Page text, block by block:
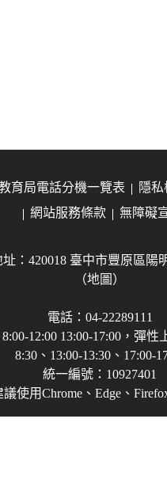
育局電話分機一覽表
隱
網站服務條款
無障礙
址：420018 臺中市豐原區陽
（地圖）
電話：04-22289111
12:00 13:00-17:00，彈性
8:30、13:00-13:30、17:00-
統一編號：10927401
議使用Chrome、Edge、